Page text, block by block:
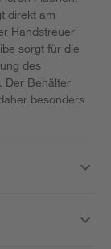
direkt am
Handstreuer
sorgt für die
des
Der Behälter
besonders